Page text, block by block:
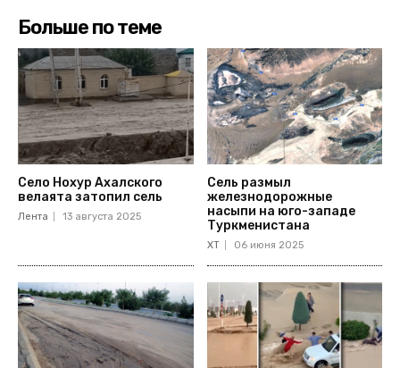
Больше по теме
Село Нохур Ахалского
велаята затопил сель
Лента 13 августа 2025
Сель размыл
железнодорожные
насыпи на юго-западе
Туркменистана
ХТ 06 июня 2025